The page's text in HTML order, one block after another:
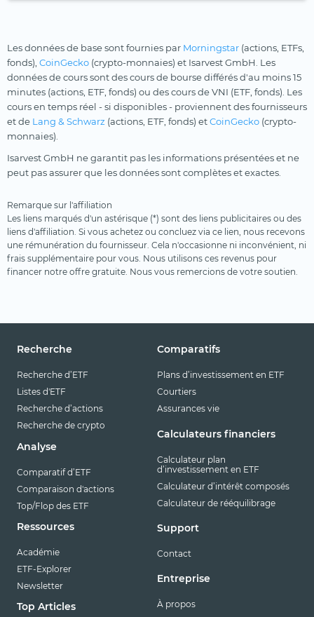
Les données de base sont fournies par Morningstar (actions, ETFs,
fonds), CoinGecko (crypto-monnaies) et Isarvest GmbH. Les
données de cours sont des cours de bourse différés d'au moins 15
minutes (actions, ETF, fonds) ou des cours de VNI (ETF, fonds). Les
cours en temps réel - si disponibles - proviennent des fournisseurs
et de Lang & Schwarz (actions, ETF, fonds) etCoinGecko (crypto-
monnaies).
Isarvest GmbH ne garantit pas les informations présentées et ne
peut pas assurer que les données sont complètes et exactes.
Remarque sur l'affiliation
Les liens marqués d'un astérisque (*) sont des liens publicitaires ou des
liens d'affiliation. Si vous achetez ou concluez via ce lien, nous recevons
une rémunération du fournisseur. Cela n'occasionne ni inconvénient, ni
frais supplémentaire pour vous. Nous utilisons ces revenus pour
financer notre offre gratuite. Nous vous remercions de votre soutien.
Recherche
Recherche d’ETF
Listes d'ETF
Recherche d’actions
Recherche de crypto
Analyse
Comparatif d’ETF
Comparaison d'actions
Top/Flop des ETF
Ressources
Académie
ETF-Explorer
Newsletter
Top Articles
Comparatifs
Plans d’investissement en ETF
Courtiers
Assurances vie
Calculateurs financiers
Calculateur plan
d’investissement en ETF
Calculateur d’intérêt composés
Calculateur de rééquilibrage
Support
Contact
Entreprise
À propos